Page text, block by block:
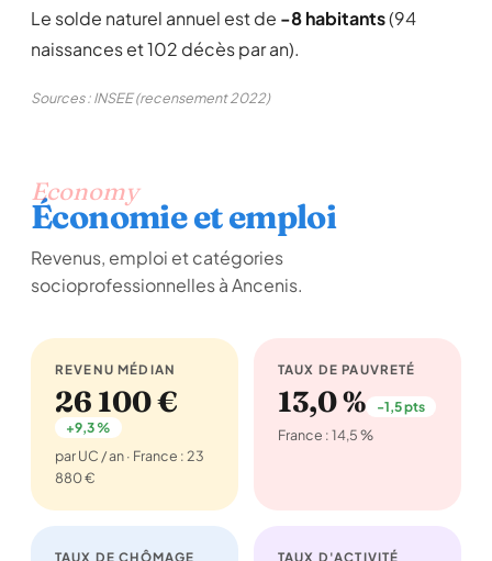
Le solde naturel annuel est de -8 habitants(94
naissances et 102 décès par an).
Sources : INSEE (recensement 2022)
Economy
Économie et emploi
Revenus, emploi et catégories
socioprofessionnelles à Ancenis.
REVENU MÉDIAN
26 100 €
+9,3 %
par UC / an · France : 23
880 €
TAUX DE PAUVRETÉ
13,0 % -1,5 pts
France : 14,5 %
TAUX DE CHÔMAGE TAUX D'ACTIVITÉ